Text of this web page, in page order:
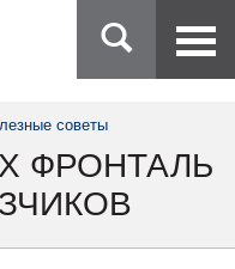
советы
ФРОНТАЛЬ